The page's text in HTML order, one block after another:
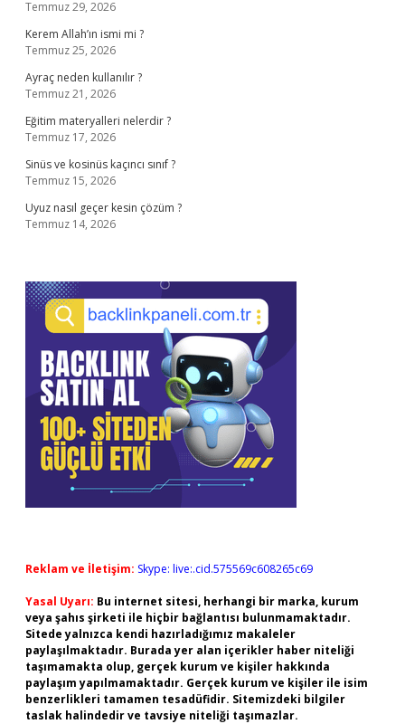
Temmuz 29, 2026
Kerem Allah’ın ismi mi ?
Temmuz 25, 2026
Ayraç neden kullanılır ?
Temmuz 21, 2026
Eğitim materyalleri nelerdir ?
Temmuz 17, 2026
Sinüs ve kosinüs kaçıncı sınıf ?
Temmuz 15, 2026
Uyuz nasıl geçer kesin çözüm ?
Temmuz 14, 2026
Reklam ve İletişim: Skype: live:.cid.575569c608265c69
Yasal Uyarı: Bu internet sitesi, herhangi bir marka, kurum
veya şahıs şirketi ile hiçbir bağlantısı bulunmamaktadır.
Sitede yalnızca kendi hazırladığımız makaleler
paylaşılmaktadır. Burada yer alan içerikler haber niteliği
taşımamakta olup, gerçek kurum ve kişiler hakkında
paylaşım yapılmamaktadır. Gerçek kurum ve kişiler ile isim
benzerlikleri tamamen tesadüfidir. Sitemizdeki bilgiler
taslak halindedir ve tavsiye niteliği taşımazlar.